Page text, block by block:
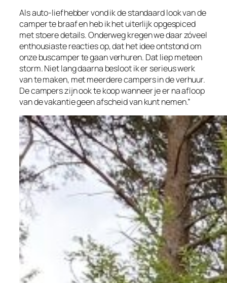
Als auto-liefhebber vond ik de standaard look van de
camper te braaf en heb ik het uiterlijk opgespiced
met stoere details. Onderweg kregen we daar zóveel
enthousiaste reacties op, dat het idee ontstond om
onze buscamper te gaan verhuren. Dat liep meteen
storm. Niet lang daarna besloot ik er serieus werk
van te maken, met meerdere campers in de verhuur.
De campers zijn ook te koop wanneer je er na afloop
van de vakantie geen afscheid van kunt nemen.”